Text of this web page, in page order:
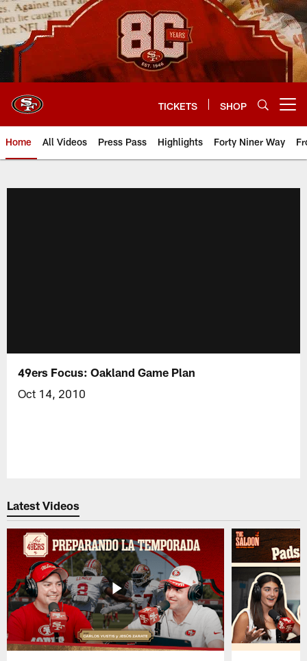
Skip
to
main
content
TICKETS SHOP
Home All Videos Press Pass Highlights Forty Niner Way
49ers Focus: Oakland Game Plan
Oct 14, 2010
Latest Videos